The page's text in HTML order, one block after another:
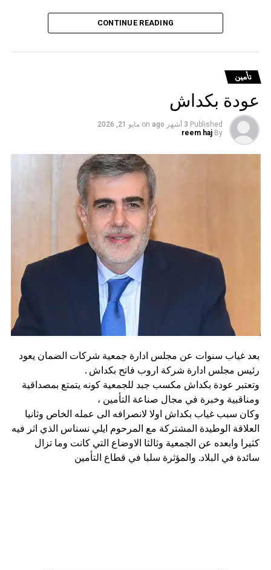
CONTINUE READING
تأمين
عودة بكداش
Published 3 أشهر ago on مايو 21, 2026
By
reem haj
بعد غياب سنوات عن مجلس ادارة جمعية شركات الضمان يعود
رئيس مجلس ادارة شركة اروب فاتح بكداش .
وتعتبر عودة بكداش مكسب جبد للجمعية كونه يتمتع بمصداقية
ومناقبية وخبرة في مجال صناعة التأمين ،
وكان سبب غياب بكداش اولا لانصرافه الى عمله الخاص وثانيا
العلاقة الوطيدة المشتركة مع المرحوم ايلي نسناس الذي اثر فيه
كثيرا وابعده عن الجمعية وثالثا الاوضاع التي كانت وما تزال
سائدة في البلاد. والمؤثرة سلبا في قطاع التأمين